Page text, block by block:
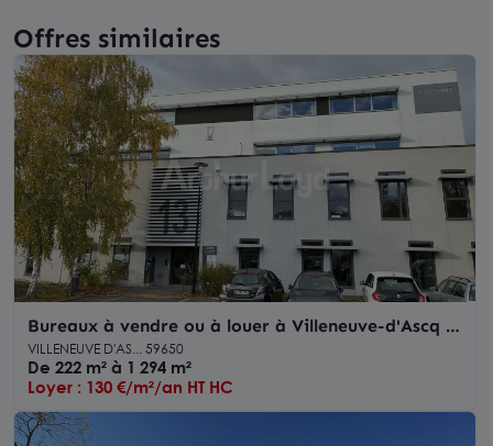
Offres similaires
Bureaux à vendre ou à louer à Villeneuve-d'Ascq -
Espaces professionnels climatisés, accessibles PMR
et fibrés
VILLENEUVE D'AS... 59650
De 222 m² à 1 294 m²
Loyer : 130 €/m²/an HT HC